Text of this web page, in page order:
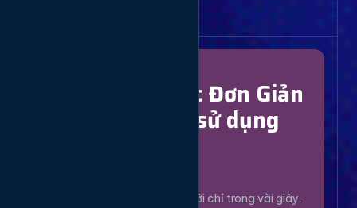
Chỉ Với 4 Bước Đơn Giản
để bắt đầu sử dụng
Tạo tài khoản mới chỉ trong vài giây.